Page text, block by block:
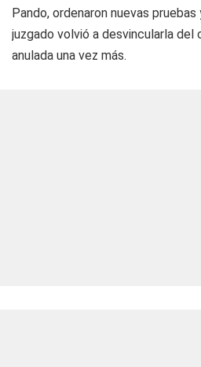
Pando, ordenaron nuevas
juzgado volvió a desvincularla del
anulada una vez más.